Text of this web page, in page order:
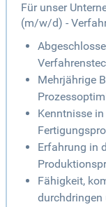
Für unser
(m/w/d) -
Mehrjährige
Kenntnisse
Erfahrung in
Fähigkeit,
durchdringen